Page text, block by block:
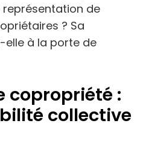
de
? Sa
elle à la porte de
copropriété :
collective